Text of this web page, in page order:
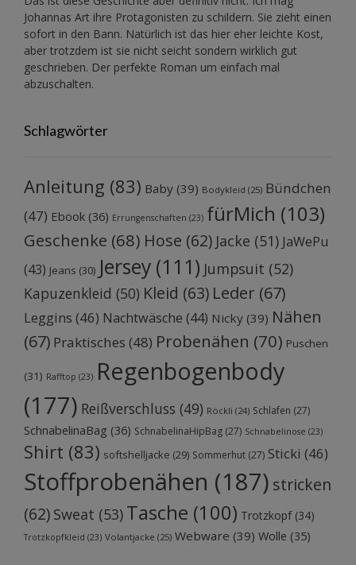
Johannas Art ihre Protagonisten zu schildern. Sie zieht einen
sofort in den Bann. Natürlich ist das hier eher leichte Kost,
aber trotzdem ist sie nicht seicht sondern wirklich gut
geschrieben. Der perfekte Roman um einfach mal
abzuschalten.
Schlagwörter
Anleitung (83) Baby (39) Bodykleid (25) Bündchen
(47) Ebook (36) Errungenschaften (23) fürMich (103)
Geschenke (68) Hose (62) Jacke (51) JaWePu
(43) Jeans (30) Jersey (111) Jumpsuit (52)
Kapuzenkleid (50) Kleid (63) Leder (67)
Leggins (46) Nachtwäsche (44) Nicky (39) Nähen
(67) Praktisches (48) Probenähen (70) Puschen
(31) Rafftop (23) Regenbogenbody
(177) Reißverschluss (49) Röckli (24) Schlafen (27)
SchnabelinaBag (36) SchnabelinaHipBag (27) Schnabelinose (23)
Shirt (83) softshelljacke (29) Sommerhut (27) Sticki (46)
Stoffprobenähen (187) stricken
(62) Sweat (53) Tasche (100) Trotzkopf(34)
Trotzkopfkleid (23) Volantjacke (25) Webware (39) Wolle (35)